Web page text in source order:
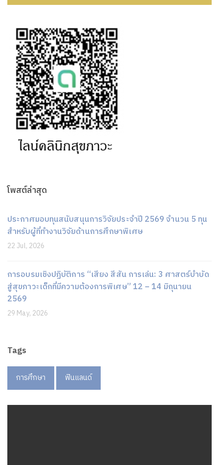
โพสต์ล่าสุด
ประกาศมอบทุนสนับสนุนการวิจัยประจำปี 2569 จำนวน 5 ทุน
สำหรับผู้ที่ทำงานวิจัยด้านการศึกษาพิเศษ
22 Jul, 2026
การอบรมเชิงปฏิบัติการ “เสียง สีสัน การเล่น: 3 ศาสตร์บำบัด
สู่สุขภาวะเด็กที่มีความต้องการพิเศษ” 12 – 14 มิถุนายน
2569
29 May, 2026
Tags
การศึกษา ฟินแลนด์